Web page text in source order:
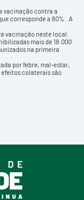
vacinação contra a
corresponde a 80%. A
vacinação neste local.
mais de 18.000
na primeira
por febre, mal-estar,
efeitos colaterais são